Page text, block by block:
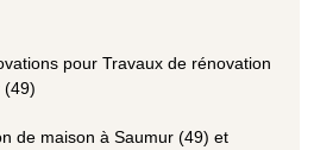
pour Travaux de rénovation
(49)
de maison à Saumur (49) et